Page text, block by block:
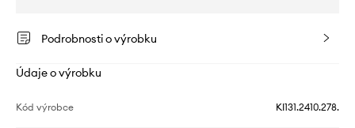
Podrobnosti o výrobku
Údaje o výrobku
Kód výrobce KI131.2410.278.